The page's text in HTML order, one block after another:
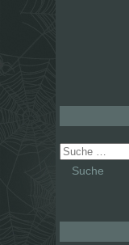
Suche
nach: